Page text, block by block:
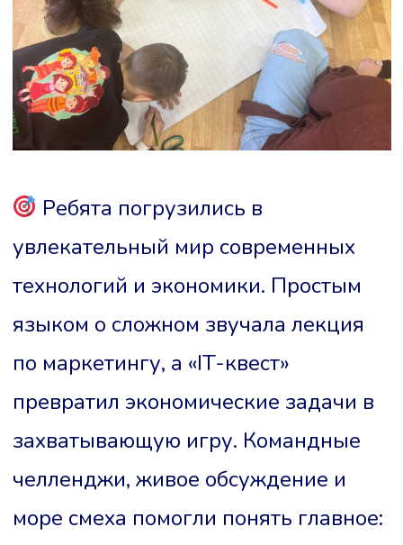
Ребята погрузились в
увлекательный мир современных
технологий и экономики. Простым
языком о сложном звучала лекция
по маркетингу, а «IT-квест»
превратил экономические задачи в
захватывающую игру. Командные
челленджи, живое обсуждение и
море смеха помогли понять главное: